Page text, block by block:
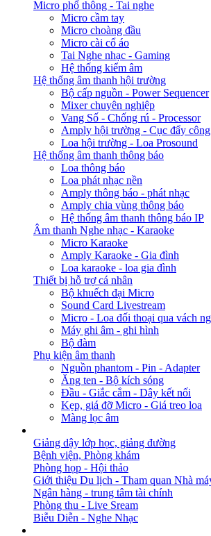
Micro phổ thông - Tai nghe
Micro cầm tay
Micro choàng đầu
Micro cài cổ áo
Tai Nghe nhạc - Gaming
Hệ thống kiểm âm
Hệ thống âm thanh hội trường
Bộ cấp nguồn - Power Sequencer
Mixer chuyên nghiệp
Vang Số - Chống rú - Processor
Amply hội trường - Cục đẩy công
Loa hội trường - Loa Prosound
Hệ thống âm thanh thông báo
Loa thông báo
Loa phát nhạc nền
Amply thông báo - phát nhạc
Amply chia vùng thông báo
Hệ thống âm thanh thông báo IP
Âm thanh Nghe nhạc - Karaoke
Micro Karaoke
Amply Karaoke - Gia đình
Loa karaoke - loa gia đình
Thiết bị hỗ trợ cá nhân
Bộ khuếch đại Micro
Sound Card Livestream
Micro - Loa đối thoại qua vách
Máy ghi âm - ghi hình
Bộ đàm
Phụ kiện âm thanh
Nguồn phantom - Pin - Adapter
Ăng ten - Bộ kích sóng
Đầu - Giắc cắm - Dây kết nối
Kẹp, giá đỡ Micro - Giá treo loa
Màng lọc âm
Giảng dậy lớp học, giảng đường
Bệnh viện, Phòng khám
Phòng họp - Hội thảo
Giới thiệu Du lịch - Tham quan Nhà
Ngân hàng - trung tâm tài chính
Phòng thu - Live Sream
Biễu Diễn - Nghe Nhạc